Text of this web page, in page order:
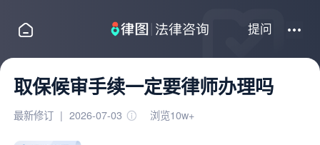
提问
取保候审手续一定要律师办理吗
最新修订 | 2026-07-03 浏览10w+